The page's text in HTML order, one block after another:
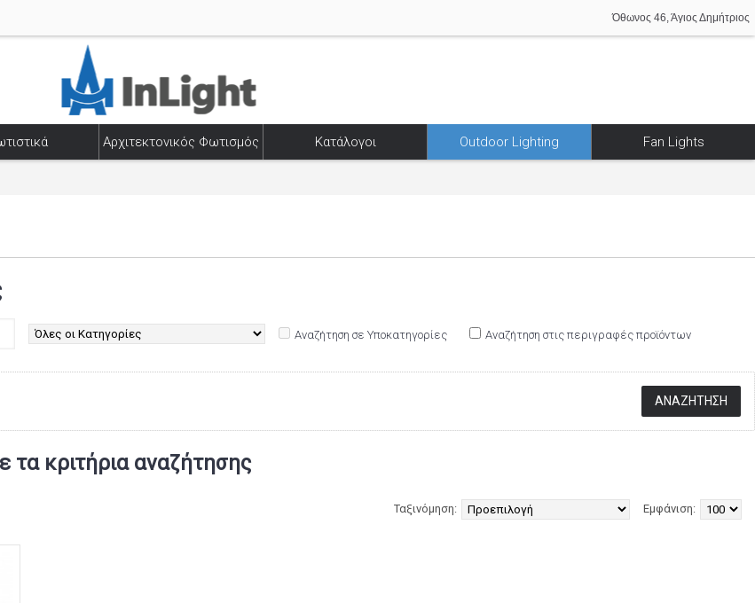
Όθωνος 46, Άγιος Δημήτριος
Αρχιτεκτονικός Φωτισμός Κατάλογοι Outdoor Lighting Fan Lights
Αναζήτηση σε Υποκατηγορίες Αναζήτηση στις περιγραφές προϊόντων
τα κριτήρια αναζήτησης
Εμφάνιση:
Ταξινόμηση: